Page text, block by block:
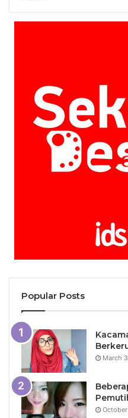
Popular Posts
March